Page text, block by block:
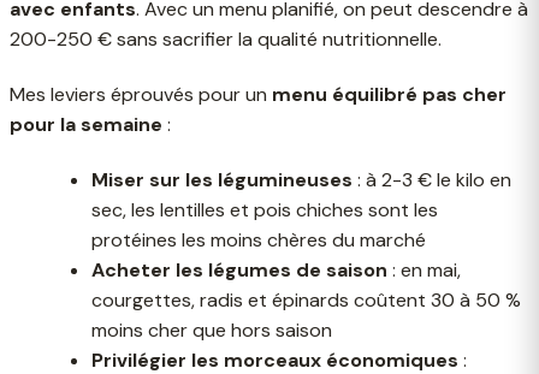
avec enfants. Avec un menu planifié, on peut descendre à
200-250 € sans sacrifier la qualité nutritionnelle.
Mes leviers éprouvés pour un menu équilibré pas cher
pour la semaine :
Miser sur les légumineuses : à 2-3 € le kilo en
sec, les lentilles et pois chiches sont les
protéines les moins chères du marché
Acheter les légumes de saison : en mai,
courgettes, radis et épinards coûtent 30 à 50 %
moins cher que hors saison
Privilégier les morceaux économiques :